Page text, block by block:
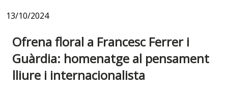
13/10/2024
Ofrena floral a Francesc Ferrer i
Guàrdia: homenatge al pensament
lliure i internacionalista